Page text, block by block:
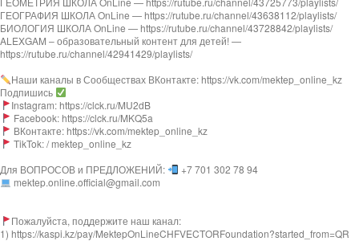
ГЕОГРАФИЯ ШКОЛА OnLine — https://rutube.ru/channel/43638112/playlists/
БИОЛОГИЯ ШКОЛА OnLine — https://rutube.ru/channel/43728842/playlists/
ALEXGAM – образовательный контент для детей! —
https://rutube.ru/channel/42941429/playlists/
Наши каналы в Сообществах ВКонтакте: https://vk.com/mektep_online_kz
Подпишись
Instagram: https://clck.ru/MU2dB
Facebook: https://clck.ru/MKQ5a
ВКонтакте: https://vk.com/mektep_online_kz
TikTok: / mektep_online_kz
Для ВОПРОСОВ и ПРЕДЛОЖЕНИЙ:
+7 701 302 78 94
mektep.online.official@gmail.com
Пожалуйста, поддержите наш канал:
1) https://kaspi.kz/pay/MektepOnLineCHFVECTORFoundation?started_from=QR